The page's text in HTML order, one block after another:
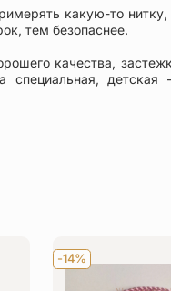
какую-то
тем безопаснее.
качества,
специальная,
-14%